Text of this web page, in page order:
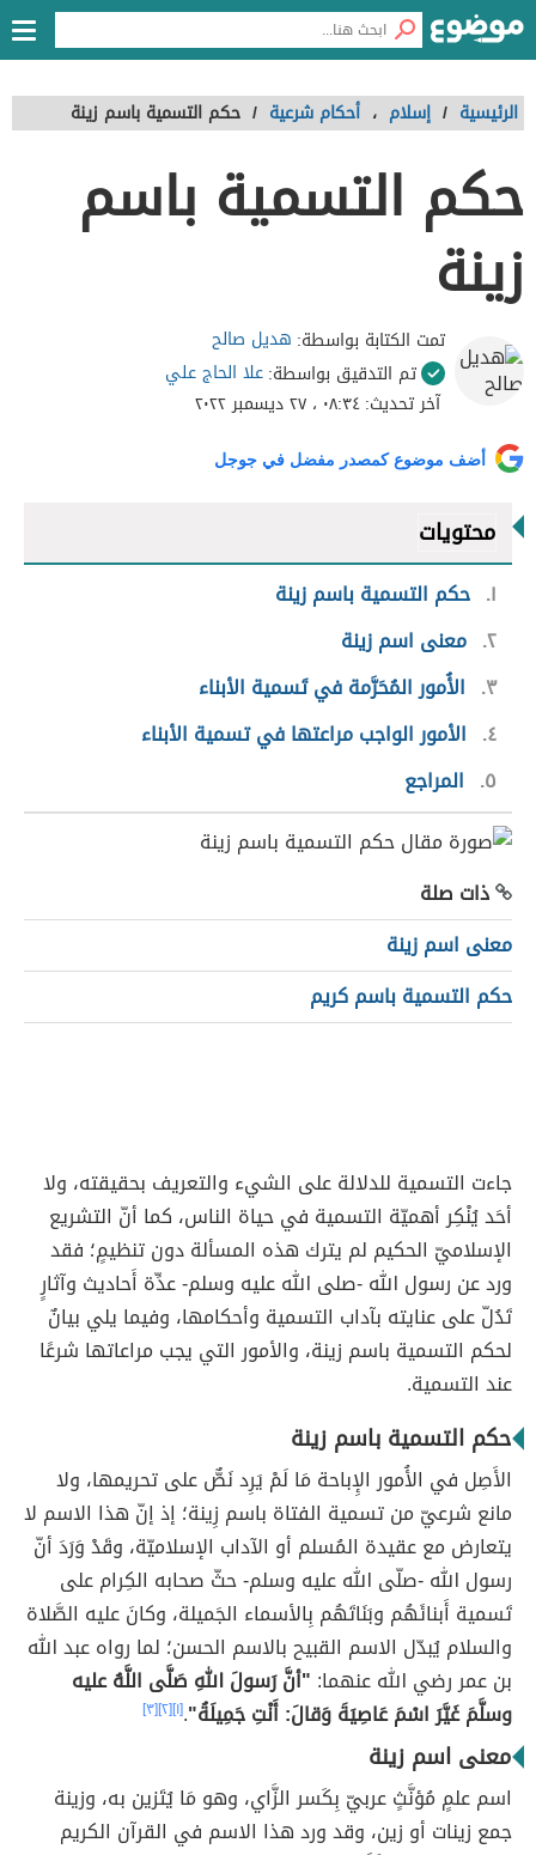
الرئيسية / إسلام ، أحكام شرعية / حكم التسمية باسم زينة
حكم التسمية باسم
زينة
تمت الكتابة بواسطة: هديل صالح
تم التدقيق بواسطة:علا الحاج علي
آخر تحديث:٠٨:٣٤ ، ٢٧ ديسمبر ٢٠٢٢
أضف موضوع كمصدر مفضل في جوجل
محتويات
١ حكم التسمية باسم زينة
٢ معنى اسم زينة
٣
الأُمور المُحَرَّمة في تَسمية الأبناء
٤
الأمور الواجب مراعتها في تسمية الأبناء
٥
المراجع
ذات صلة
معنى اسم زينة
حكم التسمية باسم كريم
جاءت التسمية للدلالة على الشيء والتعريف بحقيقته، ولا
أحَد يُنْكِر أهميّة التسمية في حياة الناس، كما أنّ التشريع
الإسلاميّ الحكيم لم يترك هذه المسألة دون تنظيمٍ؛ فقد
ورد عن رسول الله -صلى الله عليه وسلم- عدِّة أَحاديث وآثارٍ
تَدُلّ على عنايته بآداب التسمية وأحكامها، وفيما يلي بيانٌ
لحكم التسمية باسم زينة، والأمور التي يجب مراعاتها شرعًا
عند التسمية.
حكم التسمية باسم زينة
الأَصِل في الأُمور الإِباحة مَا لَمْ يَرِد نَصٌّ على تحريمها، ولا
مانع شرعيّ من تسمية الفتاة باسم زِينة؛ إذ إنّ هذا الاسم لا
يتعارض مع عقيدة المُسلم أو الآداب الإسلاميّة، وقَدْ وَرَدَ أنّ
رسول الله -صلّى الله عليه وسلم- حثّ صحابه الكِرام على
تَسمية أَبنائَهُم وبَنَاتَهُم بِالأسماء الجَميلة، وكانَ عليه الصَّلاة
والسلام يُبدّل الاسم القبيح بالاسم الحسن؛ لما رواه عبد الله
بن عمر رضي الله عنهما: "أنَّ رَسولَ اللهِ صَلَّى اللَّهُ عليه
وسلَّمَ غَيَّرَ اسْمَ عَاصِيَةَ وَقالَ: أَنْتِ جَمِيلَةُ".[١] [٢] [٣]
معنى اسم زينة
اسم علمٍ مُؤنَّثٍ عربيّ بِكَسر الزَّاي، وهو مَا يُتَزين به، وزينة
جمع زينات أو زين، وقد ورد هذا الاسم في القرآن الكريم